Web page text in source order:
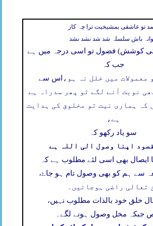
تو عاشقی بمشیخیت ترا چہ کار
باش سلسلہ شد شد نشد نشد
کی کوشش) فضول تو اسی درجہ میں ہے
جب کہ
اس سے معمولات میں خلل نہ ہو،
نوبت آنے لگے تو پھر سدراہ ہے
کہ ہماری نیت تو مخلوق کی ہدایت
ہے،
سو یاد رکھو کہ
اپنا وصول الی اللہ ہے
ایصال بھی اسی لئے مطلوب ہے کہ
سے ہم کو بھی وصول تام ہو جاۓ،
تعالی راضی ہوجائیں۔
خلق خود بالذات مطلوب نہیں،
جبکہ مخل وصول ہونے لگے۔